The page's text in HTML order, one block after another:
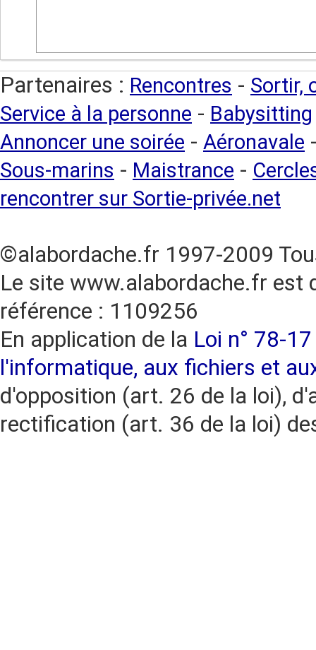
Partenaires : Rencontres - Sortir,
Service à la personne - Babysitting
Annoncer une soirée - Aéronavale
Sous-marins - Maistrance -
rencontrer sur Sortie-privée.net
©alabordache.fr 1997-2009
Le site www.alabordache.fr est
référence : 1109256
En application de la Loi n° 78-
l'informatique, aux fichiers et
d'opposition (art. 26 de la loi),
rectification (art. 36 de la loi)